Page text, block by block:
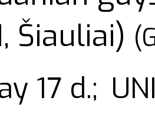
Šiauliai)
17 d.;